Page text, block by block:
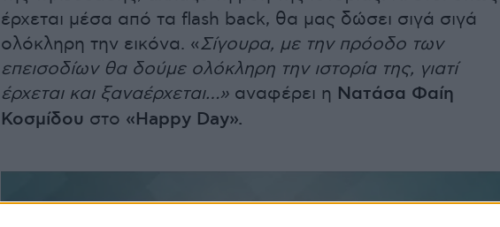
έρχεται μέσα από τα flash back, θα μας δώσει σιγά σιγά
ολόκληρη την εικόνα. «Σίγουρα, με την πρόοδο των
επεισοδίων θα δούμε ολόκληρη την ιστορία της, γιατί
έρχεται και ξαναέρχεται…» αναφέρει η Νατάσα Φαίη
Κοσμίδου στο «Happy Day».